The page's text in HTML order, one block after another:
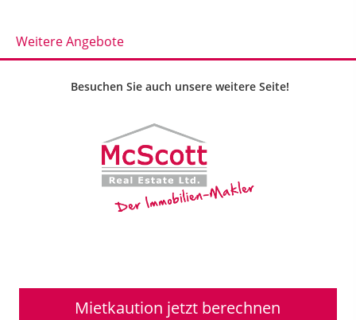
Weitere Angebote
Besuchen Sie auch unsere weitere Seite!
Mietkaution jetzt berechnen